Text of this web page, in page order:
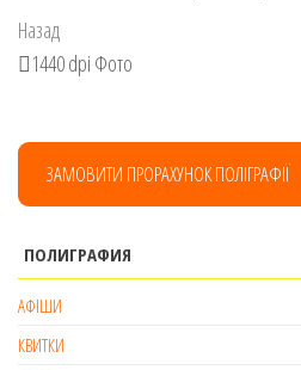
Навігація
записів
Попередній
запис
Назад
1440 dpi Фото
ЗАМОВИТИ ПРОРАХУНОК ПОЛІГРАФІЇ
ПОЛИГРАФИЯ
АФІШИ
КВИТКИ